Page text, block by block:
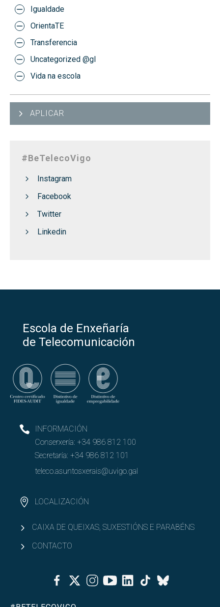
Igualdade
OrientaTE
Transferencia
Uncategorized @gl
Vida na escola
APLICAR
#BeTelecoVigo
Instagram
Facebook
Twitter
Linkedin
Escola de Enxeñaría
de Telecomunicación
INFORMACIÓN
Conserxería: +34 986 812 100
Secretaría: +34 986 812 101
teleco.asuntosxerais@uvigo.gal
LOCALIZACIÓN
CAIXA DE QUEIXAS, SUXESTIÓNS E PARABÉNS
CONTACTO
FacebookTwitterInstagramYoutubeLinkedinTiktok
Bluesky